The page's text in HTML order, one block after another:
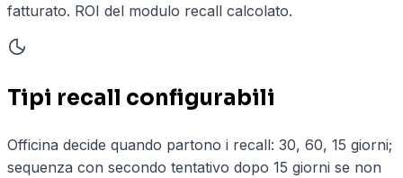
fatturato. ROI del modulo recall calcolato.
Tipi recall configurabili
Officina decide quando partono i recall: 30, 60, 15 giorni;
sequenza con secondo tentativo dopo 15 giorni se non